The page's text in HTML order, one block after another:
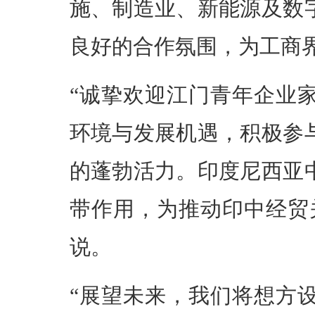
施、制造业、新能源及数
良好的合作氛围，为工商
“诚挚欢迎江门青年企业
环境与发展机遇，积极参
的蓬勃活力。印度尼西
带作用，为推动印中经
说。
“展望未来，我们将想方